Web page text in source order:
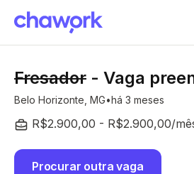
Fresador - Vaga
Belo Horizonte, MG há 3 meses
R$2.900,00 - R$2.900,00/
Procurar outra vaga